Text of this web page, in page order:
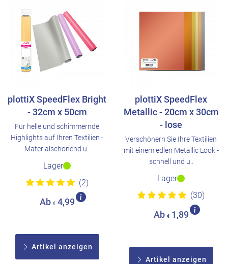
plottiX SpeedFlex Bright
- 32cm x 50cm
Für helle und schimmernde
Highlights auf Ihren Textilien -
Materialschonend u..
Lager
(2)
Ab € 4,99
Artikel anzeigen
plottiX SpeedFlex
Metallic - 20cm x 30cm
- lose
Verschönern Sie Ihre Textilien
mit einem edlen Metallic Look -
schnell und u..
Lager
(30)
Ab € 1,89
Artikel anzeigen